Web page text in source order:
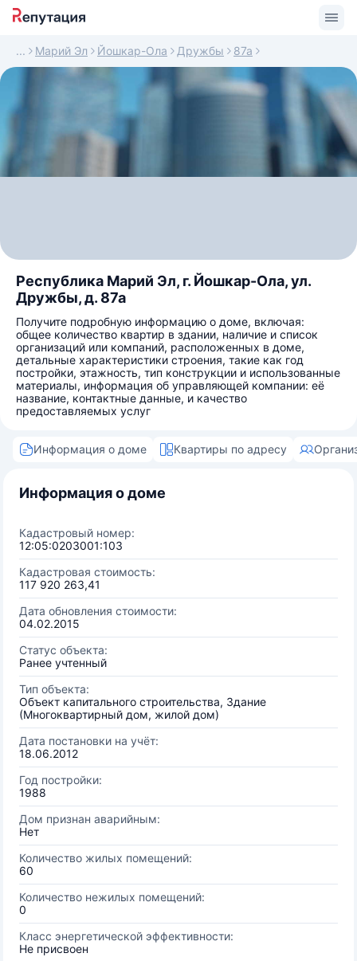
Марий Эл Йошкар-Ола Дружбы 87а
Республика Марий Эл, г. Йошкар-Ола, ул.
Дружбы, д. 87а
Получите подробную информацию о доме, включая:
общее количество квартир в здании, наличие и список
организаций или компаний, расположенных в доме,
детальные характеристики строения, такие как год
постройки, этажность, тип конструкции и использованные
материалы, информация об управляющей компании: её
название, контактные данные, и качество
предоставляемых услуг
Информация о доме Квартиры по адресу
Информация о доме
Кадастровый номер:
12:05:0203001:103
Кадастровая стоимость:
117 920 263,41
Дата обновления стоимости:
04.02.2015
Статус объекта:
Ранее учтенный
Тип объекта:
Объект капитального строительства, Здание
(Многоквартирный дом, жилой дом)
Дата постановки на учёт:
18.06.2012
Год постройки:
1988
Дом признан аварийным:
Нет
Количество жилых помещений:
60
Количество нежилых помещений:
0
Класс энергетической эффективности:
Не присвоен